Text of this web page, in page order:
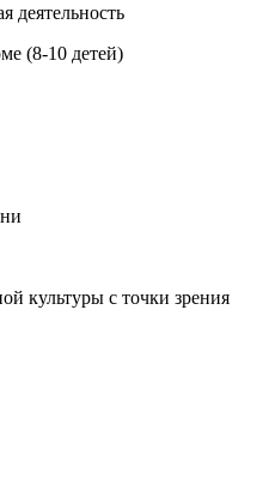
деятельность
(8-10 детей)
культуры с точки зрения